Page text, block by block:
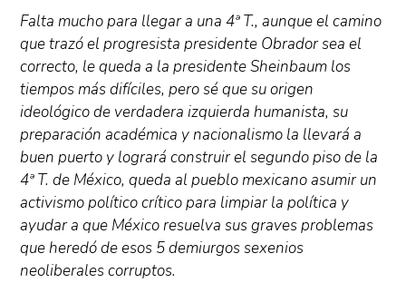
Falta mucho para llegar a una 4ª T., aunque el camino
que trazó el progresista presidente Obrador sea el
correcto, le queda a la presidente Sheinbaum los
tiempos más difíciles, pero sé que su origen
ideológico de verdadera izquierda humanista, su
preparación académica y nacionalismo la llevará a
buen puerto y logrará construir el segundo piso de la
4ª T. de México, queda al pueblo mexicano asumir un
activismo político crítico para limpiar la política y
ayudar a que México resuelva sus graves problemas
que heredó de esos 5 demiurgos sexenios
neoliberales corruptos.